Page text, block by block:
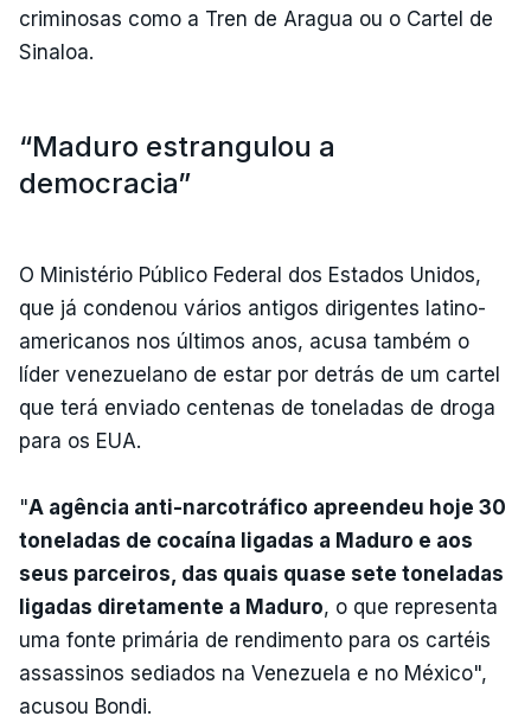
criminosas como a Tren de Aragua ou o Cartel de
Sinaloa.
“Maduro estrangulou a
democracia”
O Ministério Público Federal dos Estados Unidos,
que já condenou vários antigos dirigentes latino-
americanos nos últimos anos, acusa também o
líder venezuelano de estar por detrás de um cartel
que terá enviado centenas de toneladas de droga
para os EUA.
"A agência anti-narcotráfico apreendeu hoje 30
toneladas de cocaína ligadas a Maduro e aos
seus parceiros, das quais quase sete toneladas
ligadas diretamente a Maduro, o que representa
uma fonte primária de rendimento para os cartéis
assassinos sediados na Venezuela e no México",
acusou Bondi.